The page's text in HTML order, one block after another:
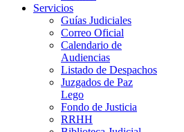
Servicios
Guías Judiciales
Correo Oficial
Calendario de
Audiencias
Listado de Despachos
Juzgados de Paz
Lego
Fondo de Justicia
RRHH